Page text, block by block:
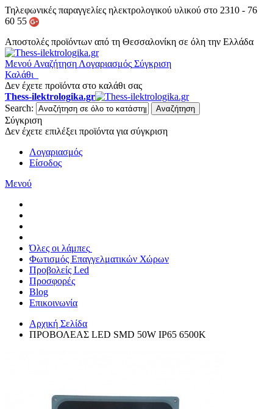
Τηλεφωνικές παραγγελίες ηλεκτρολογικού υλικού στο 2310 - 76
60 55
Αποστολές προϊόντων από τη Θεσσαλονίκη σε όλη την Ελλάδα
Μενού Αναζήτηση Λογαριασμός Σύγκριση
Καλάθι
Δεν έχετε προϊόντα στο καλάθι σας
Thess-ilektrologika.gr
Search:
Αναζήτηση
Σύγκριση
Δεν έχετε επιλέξει προϊόντα για σύγκριση
Λογαριασμός
Είσοδος
Μενού
Όλες οι λάμπες
Φωτισμός Επαγγελματικών Χώρων
Προβολείς Led
Προσφορές
Blog
Επικοινωνία
Αρχική Σελίδα
ΠΡΟΒΟΛΕΑΣ LED SMD 50W IP65 6500K